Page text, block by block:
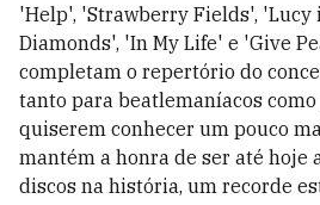
'Help', 'Strawberry Fields', 'Lucy
Diamonds', 'In My Life' e 'Give
completam o repertório do
tanto para beatlemaníacos
quiserem conhecer um pouco
mantém a honra de ser até hoje
discos na história, um recorde